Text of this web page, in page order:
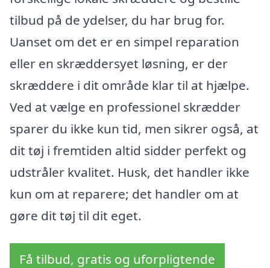
tilbud på de ydelser, du har brug for.
Uanset om det er en simpel reparation
eller en skræddersyet løsning, er der
skræddere i dit område klar til at hjælpe.
Ved at vælge en professionel skrædder
sparer du ikke kun tid, men sikrer også, at
dit tøj i fremtiden altid sidder perfekt og
udstråler kvalitet. Husk, det handler ikke
kun om at reparere; det handler om at
gøre dit tøj til dit eget.
Få tilbud, gratis og uforpligtende